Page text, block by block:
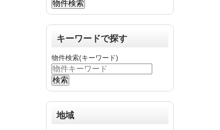
キーワードで探す
物件検索(キーワード)
地域